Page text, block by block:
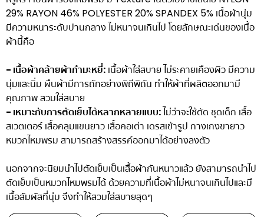
29% RAYON 46% POLYESTER 20% SPANDEX 5% เนื้อผ้านุ่ม
มีความหนาระดับปานกลาง ไม่หนาจนเกินไป โดยลักษณะเด่นของเนื้อ
ผ้านี้คือ
- เนื้อผ้าคล้ายผ้ากำมะหยี่: เนื้อผ้าใส่สบาย ไม่ระคายเคืองผิว มีความ
นุ่มและนิ่ม ผืนผ้ามีการถักอย่างพิถีพิถัน ทำให้ผ้าที่ผลิตออกมามี
คุณภาพ สวมใส่สบาย
- เหมาะกับการตัดเย็บได้หลากหลายแบบ:ไม่ว่าจะใช้ตัด ชุดเด็ก เสื้อ
สเวตเตอร์ เสื้อคลุมแขนยาว เสื้อคอเต่า เดรสเข้ารูป กางเกงขายาว
หมวกไหมพรม สามารถสร้างสรรค์ออกมาได้อย่างลงตัว
นอกจากจะนิยมนำไปตัดเย็บเป็นเสื้อผ้ากันหนาวแล้ว ยังสามารถนำไป
ตัดเย็บเป็นหมวกไหมพรมได้ ด้วยความที่เนื้อผ้าไม่หนาจนเกินไปและมี
เนื้อสัมผัสที่นุ่ม จึงทำให้สวมใส่สบายสุดๆ